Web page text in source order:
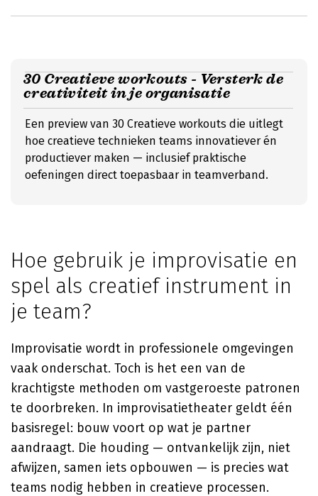
30 Creatieve workouts - Versterk de
creativiteit in je organisatie
Een preview van 30 Creatieve workouts die uitlegt
hoe creatieve technieken teams innovatiever én
productiever maken — inclusief praktische
oefeningen direct toepasbaar in teamverband.
Hoe gebruik je improvisatie en
spel als creatief instrument in
je team?
Improvisatie wordt in professionele omgevingen
vaak onderschat. Toch is het een van de
krachtigste methoden om vastgeroeste patronen
te doorbreken. In improvisatietheater geldt één
basisregel: bouw voort op wat je partner
aandraagt. Die houding — ontvankelijk zijn, niet
afwijzen, samen iets opbouwen — is precies wat
teams nodig hebben in creatieve processen.